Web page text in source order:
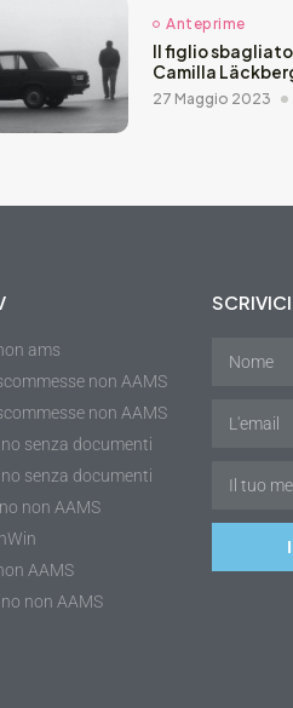
Anteprime
Il figlio
Camilla
27 Maggio 2023
ams
non AAMS
non AAMS
senza documenti
senza documenti
non AAMS
AAMS
non AAMS
SCRIVICI